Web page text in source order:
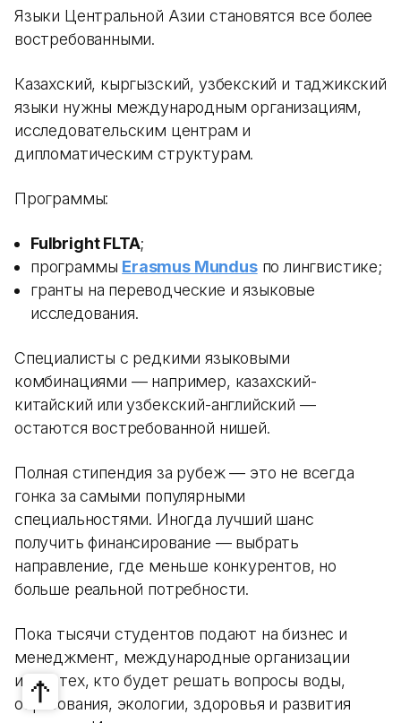
Языки Центральной Азии становятся все более
востребованными.
Казахский, кыргызский, узбекский и таджикский
языки нужны международным организациям,
исследовательским центрам и
дипломатическим структурам.
Программы:
Fulbright FLTA;
программы Erasmus Mundusпо лингвистике;
гранты на переводческие и языковые
исследования.
Специалисты с редкими языковыми
комбинациями — например, казахский-
китайский или узбекский-английский —
остаются востребованной нишей.
Полная стипендия за рубеж — это не всегда
гонка за самыми популярными
специальностями. Иногда лучший шанс
получить финансирование — выбрать
направление, где меньше конкурентов, но
больше реальной потребности.
Пока тысячи студентов подают на бизнес и
менеджмент, международные организации
ищут тех, кто будет решать вопросы воды,
образования, экологии, здоровья и развития